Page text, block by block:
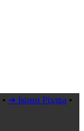
• ➜ Ікони Різдва •